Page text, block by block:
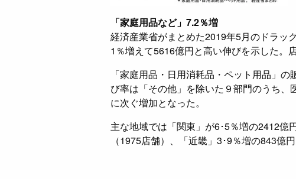
「家庭用品など」7.2％増
経済産業省がまとめた2019年5月のドラッ
1％増えて5616億円と高い伸びを示した。
「家庭用品・日用消耗品・ペット用品」
び率は「その他」を除いた９部門のうち
に次ぐ増加となった。
主な地域では「関東」が6･5％増の2412億
（1975店舗）、「近畿」3･9％増の843億